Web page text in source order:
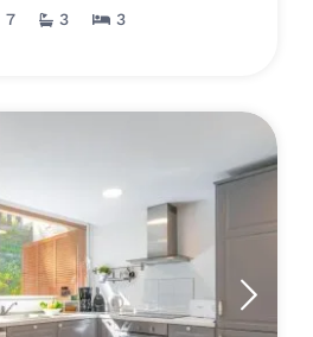
7 3 3